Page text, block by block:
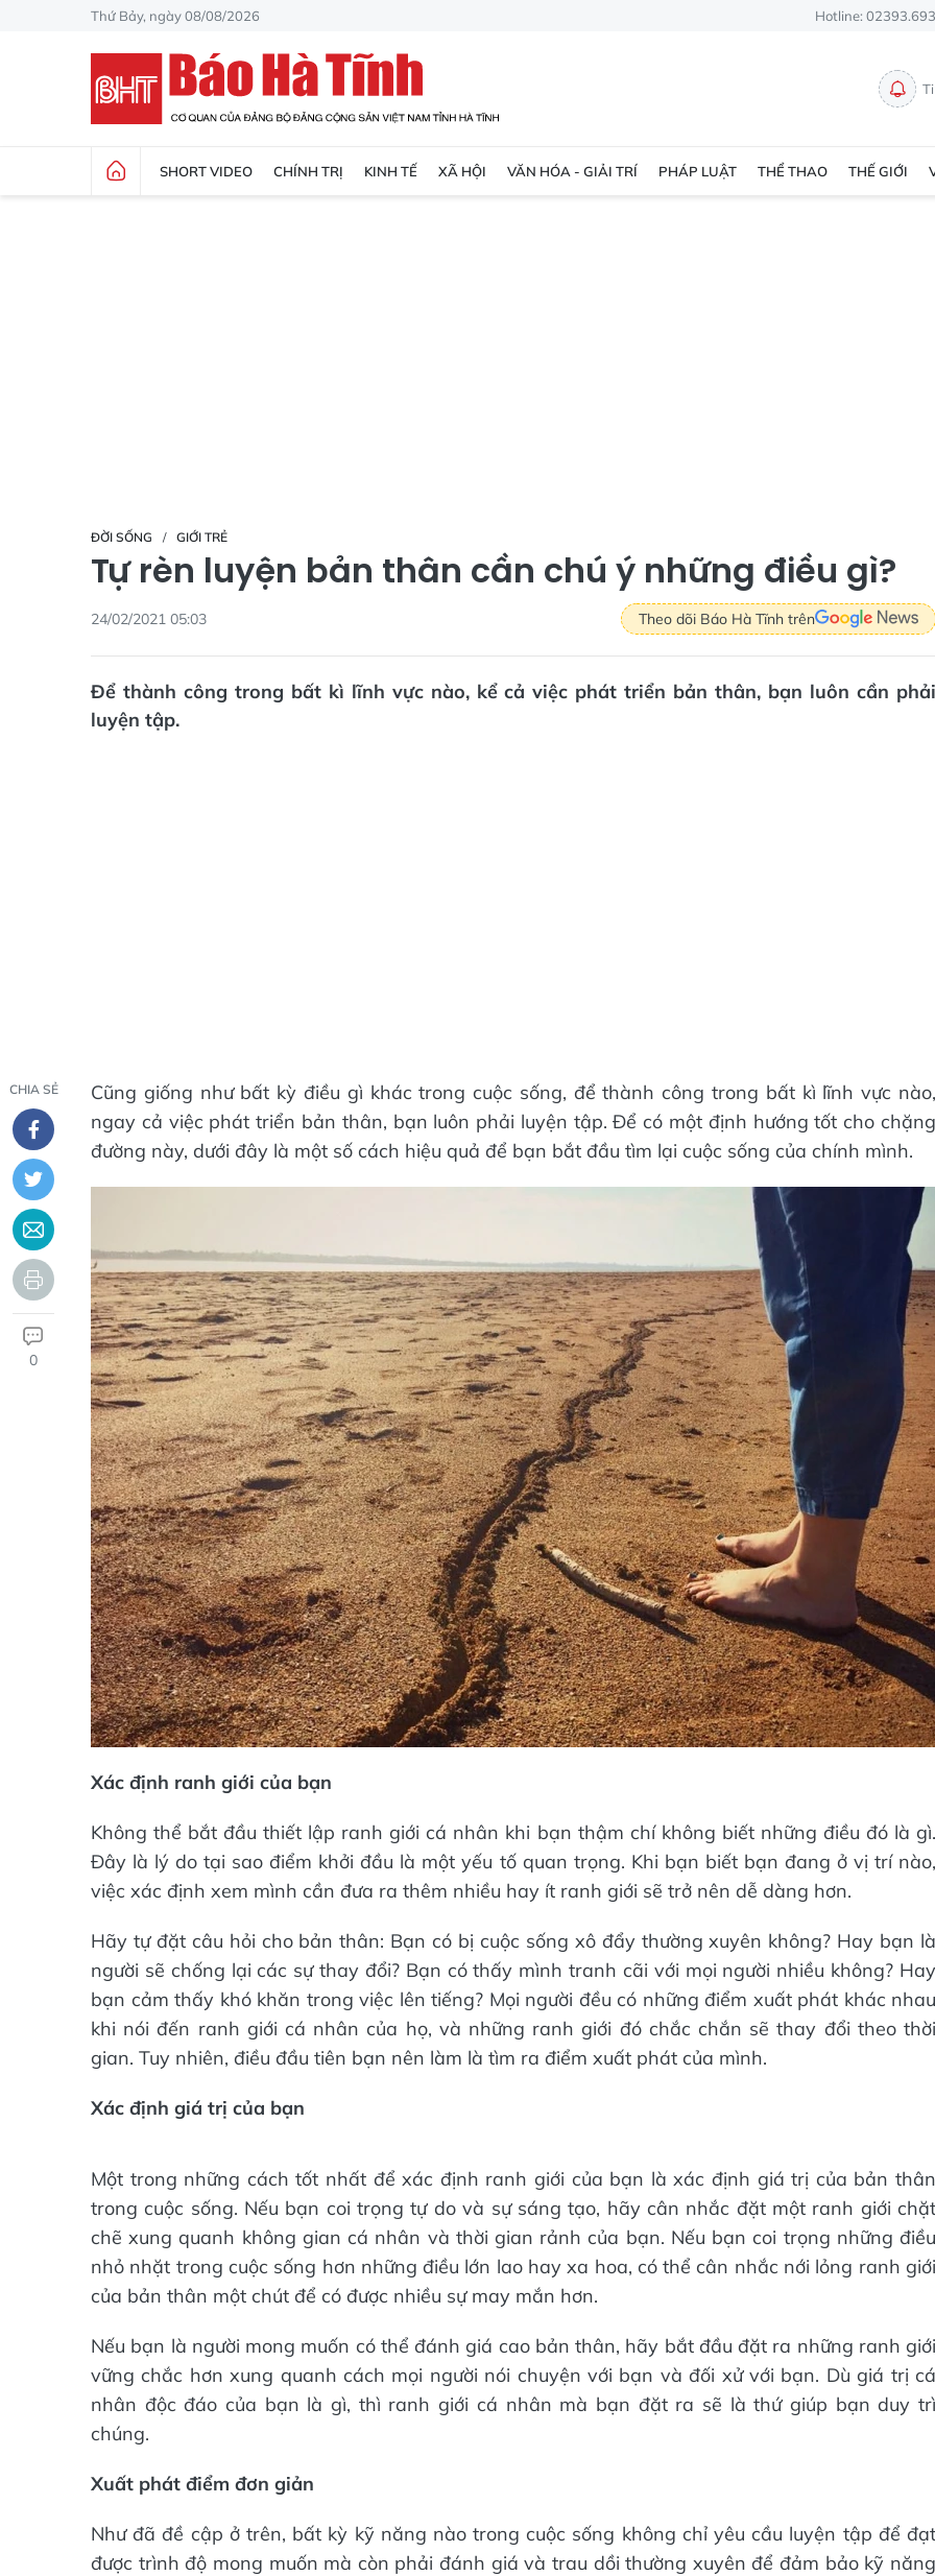
Thứ Bảy, ngày 08/08/2026 Hotline:
SHORT VIDEO CHÍNH TRỊ KINH TẾ XÃ HỘI VĂN HÓA - GIẢI TRÍ PHÁP LUẬT THỂ THAO THẾ GIỚI
ĐỜI SỐNG GIỚI TRẺ
Tự rèn luyện bản thân cần chú ý những điều gì?
24/02/2021 05:03 Theo dõi Báo Hà Tĩnh trên
Để thành công trong bất kì lĩnh vực nào, kể cả việc phát triển bản thân, bạn luôn cần phải
luyện tập.
CHIA SẺ
0
Cũng giống như bất kỳ điều gì khác trong cuộc sống, để thành công trong bất kì lĩnh vực nào,
ngay cả việc phát triển bản thân, bạn luôn phải luyện tập. Để có một định hướng tốt cho chặng
đường này, dưới đây là một số cách hiệu quả để bạn bắt đầu tìm lại cuộc sống của chính mình.
Xác định ranh giới của bạn
Không thể bắt đầu thiết lập ranh giới cá nhân khi bạn thậm chí không biết những điều đó là gì.
Đây là lý do tại sao điểm khởi đầu là một yếu tố quan trọng. Khi bạn biết bạn đang ở vị trí nào,
việc xác định xem mình cần đưa ra thêm nhiều hay ít ranh giới sẽ trở nên dễ dàng hơn.
Hãy tự đặt câu hỏi cho bản thân: Bạn có bị cuộc sống xô đẩy thường xuyên không? Hay bạn là
người sẽ chống lại các sự thay đổi? Bạn có thấy mình tranh cãi với mọi người nhiều không? Hay
bạn cảm thấy khó khăn trong việc lên tiếng? Mọi người đều có những điểm xuất phát khác nhau
khi nói đến ranh giới cá nhân của họ, và những ranh giới đó chắc chắn sẽ thay đổi theo thời
gian. Tuy nhiên, điều đầu tiên bạn nên làm là tìm ra điểm xuất phát của mình.
Xác định giá trị của bạn
Một trong những cách tốt nhất để xác định ranh giới của bạn là xác định giá trị của bản thân
trong cuộc sống. Nếu bạn coi trọng tự do và sự sáng tạo, hãy cân nhắc đặt một ranh giới chặt
chẽ xung quanh không gian cá nhân và thời gian rảnh của bạn. Nếu bạn coi trọng những điều
nhỏ nhặt trong cuộc sống hơn những điều lớn lao hay xa hoa, có thể cân nhắc nới lỏng ranh giới
của bản thân một chút để có được nhiều sự may mắn hơn.
Nếu bạn là người mong muốn có thể đánh giá cao bản thân, hãy bắt đầu đặt ra những ranh giới
vững chắc hơn xung quanh cách mọi người nói chuyện với bạn và đối xử với bạn. Dù giá trị cá
nhân độc đáo của bạn là gì, thì ranh giới cá nhân mà bạn đặt ra sẽ là thứ giúp bạn duy trì
chúng.
Xuất phát điểm đơn giản
Như đã đề cập ở trên, bất kỳ kỹ năng nào trong cuộc sống không chỉ yêu cầu luyện tập để đạt
được trình độ mong muốn mà còn phải đánh giá và trau dồi thường xuyên để đảm bảo kỹ năng